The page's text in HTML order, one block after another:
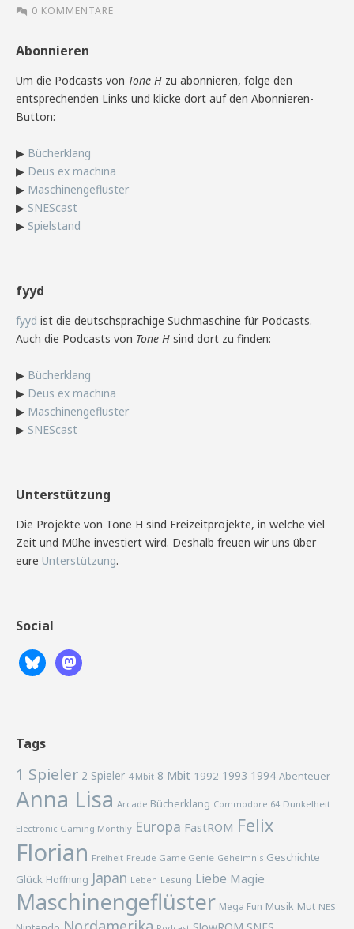
0 KOMMENTARE
Abonnieren
Um die Podcasts von Tone H zu abonnieren, folge den
entsprechenden Links und klicke dort auf den Abonnieren-
Button:
▶ Bücherklang
▶ Deus ex machina
▶ Maschinengeflüster
▶ SNEScast
▶ Spielstand
fyyd
fyyd ist die deutschsprachige Suchmaschine für Podcasts.
Auch die Podcasts von Tone H sind dort zu finden:
▶ Bücherklang
▶ Deus ex machina
▶ Maschinengeflüster
▶ SNEScast
Unterstützung
Die Projekte von Tone H sind Freizeitprojekte, in welche viel
Zeit und Mühe investiert wird. Deshalb freuen wir uns über
eure Unterstützung.
Social
Tags
1 Spieler 2 Spieler 4 Mbit 8 Mbit 1992 1993 1994 Abenteuer
Anna Lisa Arcade Bücherklang Commodore 64 Dunkelheit
Electronic Gaming Monthly Europa FastROM Felix
Florian Freiheit Freude Game Genie Geheimnis Geschichte
Glück Hoffnung Japan Leben Lesung Liebe Magie
Maschinengeflüster Mega Fun Musik Mut NES